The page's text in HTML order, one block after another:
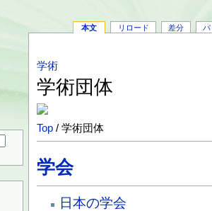
本文 リロード 差分 バ
学術
学術団体
Top / 学術団体
学会
日本の学会